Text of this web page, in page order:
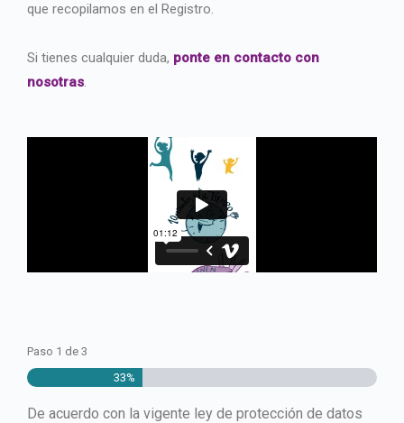
que recopilamos en el Registro.
Si tienes cualquier duda, ponte en contacto con
nosotras.
Paso 1 de 3
33%
De acuerdo con la vigente ley de protección de datos